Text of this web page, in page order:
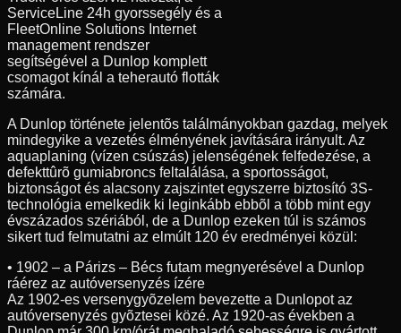
ServiceLine 24h gyorssegély és a
FleetOnline Solutions Internet
management rendszer
segítségével a Dunlop komplett
csomagot kínál a teherautó flották
számára.
A Dunlop története jelentõs találmányokban gazdag, melyek
mindegyike a vezetés élményének javítására irányult. Az
aquaplaning (vízen csúszás) jelenségének felfedezése, a
defekttûrõ gumiabroncs feltalálása, a sportosságot,
biztonságot és alacsony zajszintet egyszerre biztosító 3S-
technológia emelkedik ki leginkább ebbõl a több mint egy
évszázados szériából, de a Dunlop ezeken túl is számos
sikert tud felmutatni az elmúlt 120 év eredményei közül:
• 1902 – a Párizs – Bécs futam megnyerésével a Dunlop
ráérez az autóversenyzés ízére
Az 1902-es versenygyõzelem bevezette a Dunlopot az
autóversenyzés gyõztesei közé. Az 1920-as években a